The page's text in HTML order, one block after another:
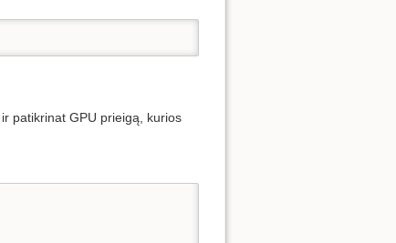
patikrinat GPU prieigą, kurios